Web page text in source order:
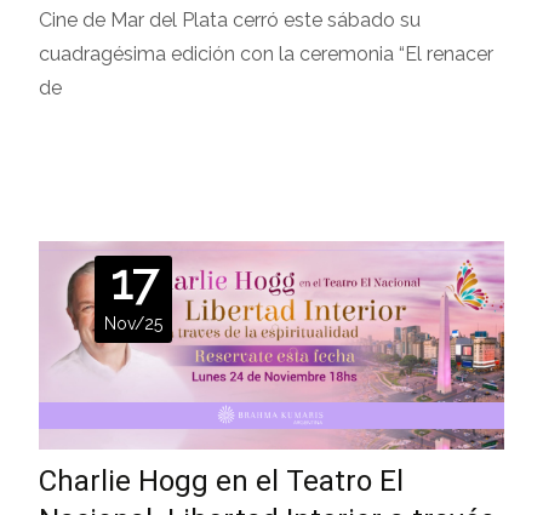
Cine de Mar del Plata cerró este sábado su
cuadragésima edición con la ceremonia “El renacer
de
17
Nov/25
Charlie Hogg en el Teatro El